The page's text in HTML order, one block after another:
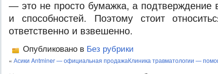
— это не просто бумажка, а подтверждение
и способностей. Поэтому стоит
ответственно и взвешенно.
Опубликовано в Без рубрики
« Асики Antminer — официальная продажаКлиника травматологии —